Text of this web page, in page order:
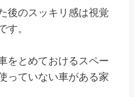
後のスッキリ感は視覚
す。
をとめておけるスペー
っていない車がある家